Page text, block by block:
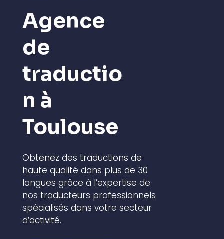
Agence
de
traductio
n à
Toulouse
Obtenez des traductions de
haute qualité dans plus de 30
langues grâce à l’expertise de
nos traducteurs professionnels
spécialisés dans votre secteur
d’activité.